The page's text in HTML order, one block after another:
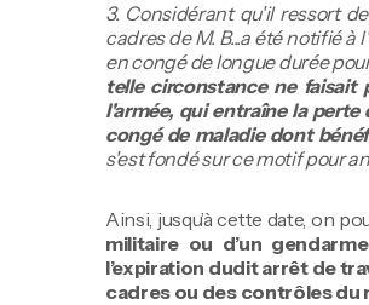
3. Considérant qu'il ressort
cadres de M. B...a été notifié
en congé de longue durée
telle circonstance ne faisait
l'armée, qui entraîne la
congé de maladie dont
s'est fondé sur ce motif pour
Ainsi, jusqu’à cette date, on
militaire ou d’un
l’expiration dudit arrêt de
cadres ou des contrôles du